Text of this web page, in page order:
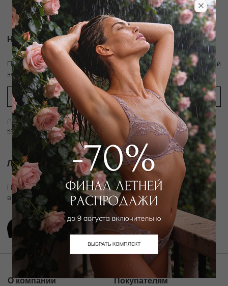
Новости и акции
Подпишитесь на рассылку и получитескидку 10%на первый
заказ
Подписываясь на рассылку вы соглашаетесь с условиямиПолитики
конфиденциальности
Личный ассистент.
Подключите личного ассистента "Дикой Орхидеи"
в удобном мессенджере
О компании Покупателям